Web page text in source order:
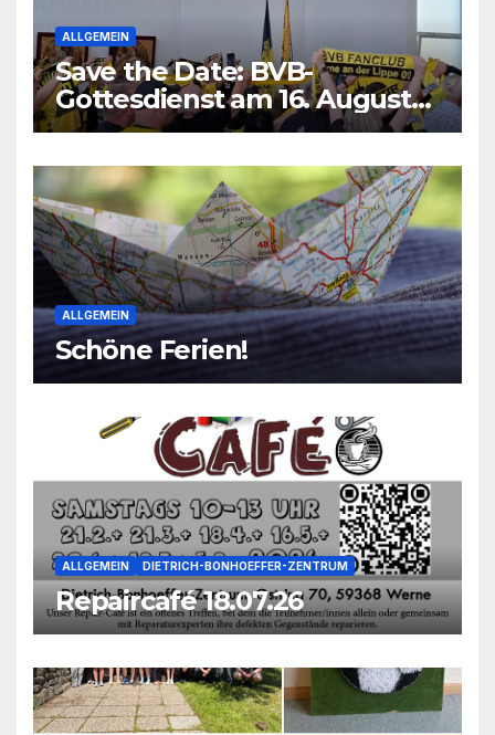
ALLGEMEIN
Save the Date: BVB-
Gottesdienst am 16. August
2026
ALLGEMEIN
Schöne Ferien!
ALLGEMEIN DIETRICH-BONHOEFFER-ZENTRUM
Repaircafé 18.07.26